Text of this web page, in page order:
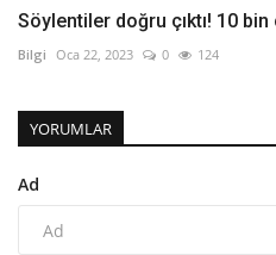
Söylentiler doğru çıktı! 10 bin
Bilgi Oca 22, 2023 0 124
YORUMLAR
Ad